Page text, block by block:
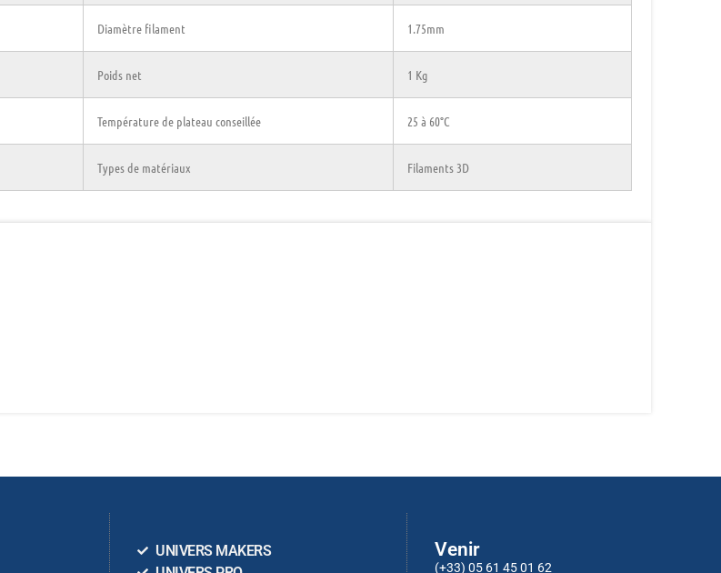
Diamètre filament 1.75mm
Poids net 1 Kg
Température de plateau conseillée 25 à 60°C
Types de matériaux Filaments 3D
UNIVERS MAKERS
Venir
(+33) 05 61 45 01 62